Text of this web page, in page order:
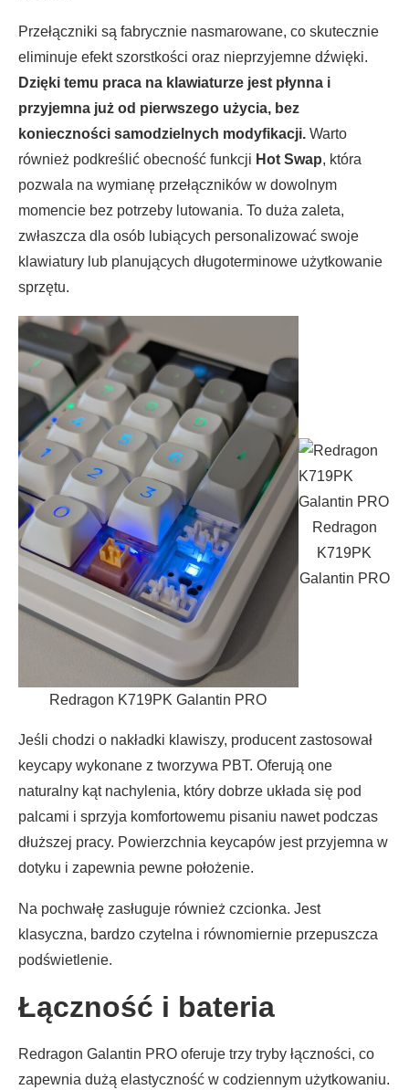
Przełączniki są fabrycznie nasmarowane, co skutecznie
eliminuje efekt szorstkości oraz nieprzyjemne dźwięki.
Dzięki temu praca na klawiaturze jest płynna i
przyjemna już od pierwszego użycia, bez
konieczności samodzielnych modyfikacji. Warto
również podkreślić obecność funkcji Hot Swap, która
pozwala na wymianę przełączników w dowolnym
momencie bez potrzeby lutowania. To duża zaleta,
zwłaszcza dla osób lubiących personalizować swoje
klawiatury lub planujących długoterminowe użytkowanie
sprzętu.
Redragon K719PK Galantin PRO
Redragon
K719PK
Galantin PRO
Jeśli chodzi o nakładki klawiszy, producent zastosował
keycapy wykonane z tworzywa PBT. Oferują one
naturalny kąt nachylenia, który dobrze układa się pod
palcami i sprzyja komfortowemu pisaniu nawet podczas
dłuższej pracy. Powierzchnia keycapów jest przyjemna w
dotyku i zapewnia pewne położenie.
Na pochwałę zasługuje również czcionka. Jest
klasyczna, bardzo czytelna i równomiernie przepuszcza
podświetlenie.
Łączność i bateria
Redragon Galantin PRO oferuje trzy tryby łączności, co
zapewnia dużą elastyczność w codziennym użytkowaniu.